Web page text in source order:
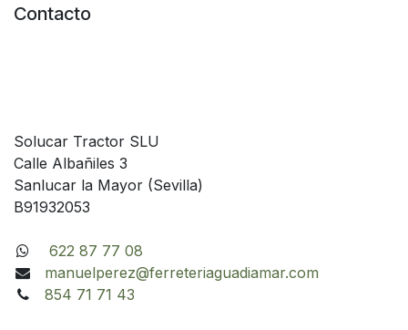
Contacto
Solucar Tractor SLU
Calle Albañiles 3
Sanlucar la Mayor (Sevilla)
B91932053
622 87 77 08
manuelperez@ferreteriaguadiamar.com
854 71 71 43